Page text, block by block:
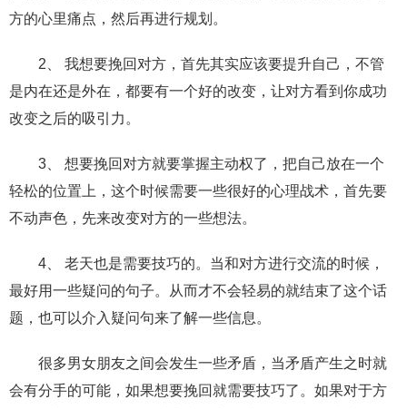
方的心里痛点，然后再进行规划。
2、 我想要挽回对方，首先其实应该要提升自己，不管
是内在还是外在，都要有一个好的改变，让对方看到你成功
改变之后的吸引力。
3、 想要挽回对方就要掌握主动权了，把自己放在一个
轻松的位置上，这个时候需要一些很好的心理战术，首先要
不动声色，先来改变对方的一些想法。
4、 老天也是需要技巧的。当和对方进行交流的时候，
最好用一些疑问的句子。从而才不会轻易的就结束了这个话
题，也可以介入疑问句来了解一些信息。
很多男女朋友之间会发生一些矛盾，当矛盾产生之时就
会有分手的可能，如果想要挽回就需要技巧了。如果对于方